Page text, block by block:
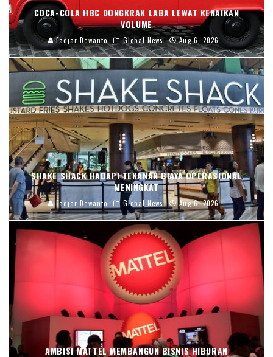
COCA-COLA HBC DONGKRAK LABA LEWAT KENAIKAN
VOLUME
Fadjar Dewanto Global News Aug 6, 2026
SHAKE SHACK HADAPI TEKANAN BIAYA OPERASIONAL
MENINGKAT
Fadjar Dewanto Global News Aug 6, 2026
AMBISI MATTEL MEMBANGUN BISNIS HIBURAN